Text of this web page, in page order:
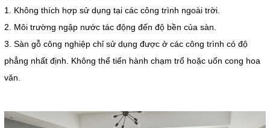
1. Không thích hợp sử dụng tại các công trình ngoài trời.
2. Môi trường ngập nước tác động đến độ bền của sàn.
3. Sàn gỗ công nghiệp chỉ sử dụng được ở các công trình có độ
phẳng nhất định. Không thể tiến hành chạm trổ hoặc uốn cong hoa
văn.